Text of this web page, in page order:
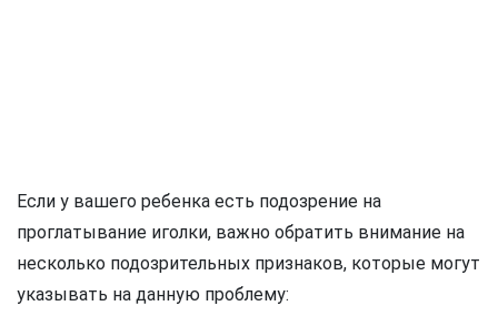
Если у вашего ребенка есть подозрение на
проглатывание иголки, важно обратить внимание на
несколько подозрительных признаков, которые могут
указывать на данную проблему: